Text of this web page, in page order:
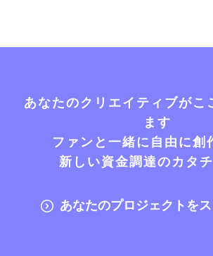
あなたのクリエイティブがこ
ます
ファンと一緒に自由に創
新しい資金調達のカタ
あなたのプロジェクトを